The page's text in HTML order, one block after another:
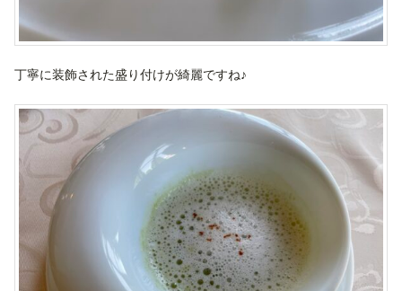
丁寧に装飾された盛り付けが綺麗ですね♪